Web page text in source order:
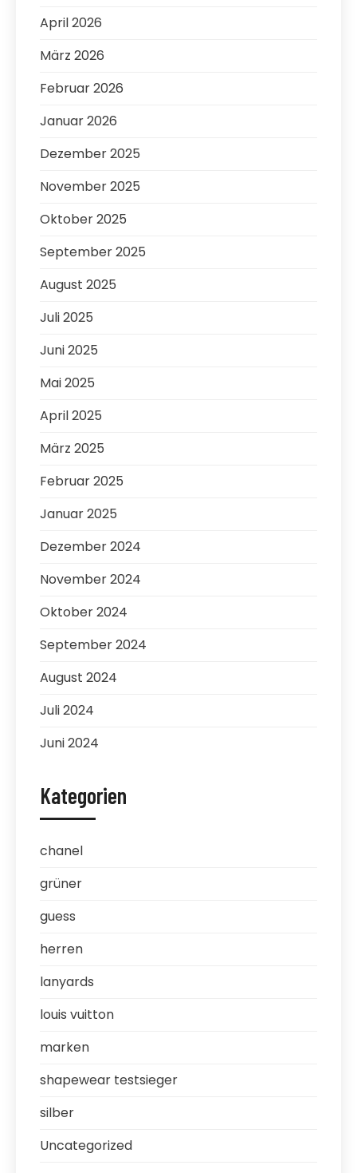
April 2026
März 2026
Februar 2026
Januar 2026
Dezember 2025
November 2025
Oktober 2025
September 2025
August 2025
Juli 2025
Juni 2025
Mai 2025
April 2025
März 2025
Februar 2025
Januar 2025
Dezember 2024
November 2024
Oktober 2024
September 2024
August 2024
Juli 2024
Juni 2024
Kategorien
chanel
grüner
guess
herren
lanyards
louis vuitton
marken
shapewear testsieger
silber
Uncategorized